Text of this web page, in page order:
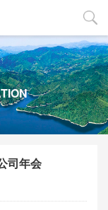
司年会